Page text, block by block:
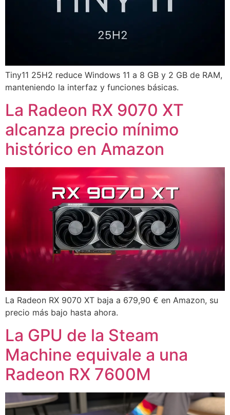
Tiny11 25H2 reduce Windows 11 a 8 GB y 2 GB de RAM,
manteniendo la interfaz y funciones básicas.
La Radeon RX 9070 XT
alcanza precio mínimo
histórico en Amazon
La Radeon RX 9070 XT baja a 679,90 € en Amazon, su
precio más bajo hasta ahora.
La GPU de la Steam
Machine equivale a una
Radeon RX 7600M